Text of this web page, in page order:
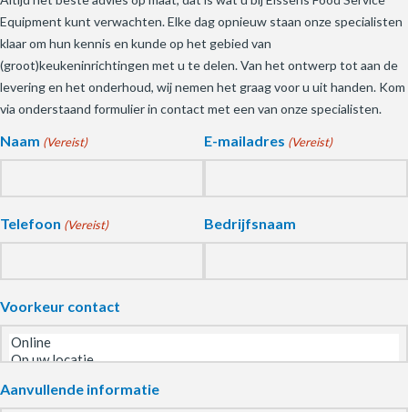
Equipment kunt verwachten. Elke dag opnieuw staan onze specialisten
klaar om hun kennis en kunde op het gebied van
(groot)keukeninrichtingen met u te delen. Van het ontwerp tot aan de
levering en het onderhoud, wij nemen het graag voor u uit handen. Kom
via onderstaand formulier in contact met een van onze specialisten.
Naam (Vereist) E-mailadres (Vereist)
Telefoon (Vereist) Bedrijfsnaam
Voorkeur contact
Aanvullende informatie